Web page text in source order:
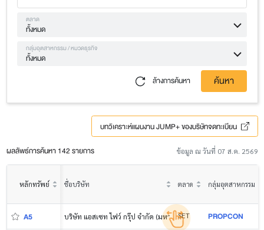
ตลาด
ทั้งหมด
กลุ่มอุตสาหกรรม / หมวดธุรกิจ
ทั้งหมด
ล้างการค้นหา
ค้นหา
บทวิเคราะห์แผนงาน JUMP+ ของบริษัทจดทะเบียน
ผลลัพธ์การค้นหา 142 รายการ
ข้อมูล ณ วันที่ 07 ส.ค. 2569
หลักทรัพย์ ชื่อบริษัท ตลาด กลุ่มอุตสาหกรรม
A5 บริษัท แอสเซท ไฟว์ กรุ๊ป จำกัด (มหาชน)SET PROPCON